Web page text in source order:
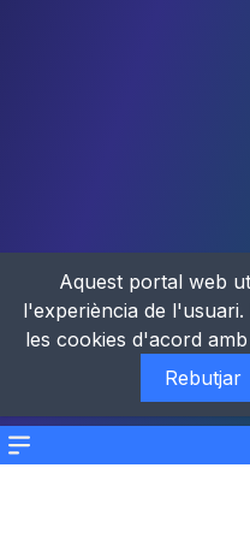
Menu
Aquest portal web
l'experiència de
les cookies d'acord
Rebutjar